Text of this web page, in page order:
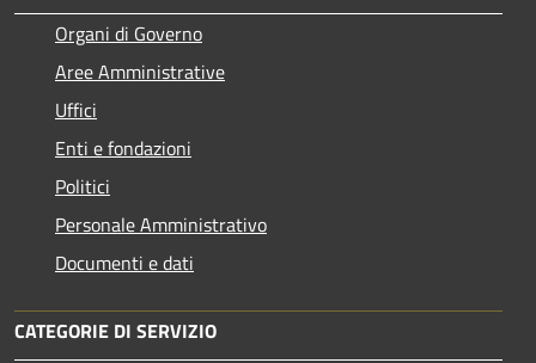
Organi di Governo
Aree Amministrative
Uffici
Enti e fondazioni
Politici
Personale Amministrativo
Documenti e dati
CATEGORIE DI SERVIZIO